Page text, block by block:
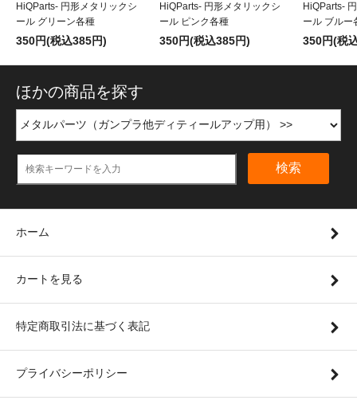
HiQParts- 円形メタリックシ
ール グリーン各種
350円(税込385円)
HiQParts- 円形メタリックシ
ール ピンク各種
350円(税込385円)
HiQParts-
ール ブルー
350円(税
ほかの商品を探す
検索
ホーム
カートを見る
特定商取引法に基づく表記
プライバシーポリシー